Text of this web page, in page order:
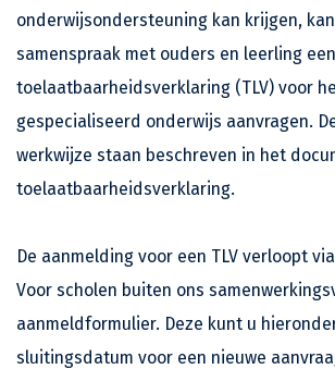
onderwijsondersteuning kan krijgen,
samenspraak met ouders en leerling een
toelaatbaarheidsverklaring (TLV) voor
gespecialiseerd onderwijs aanvragen.
werkwijze staan beschreven in het
toelaatbaarheidsverklaring.
De aanmelding voor een TLV verloopt
Voor scholen buiten ons
aanmeldformulier. Deze kunt u
sluitingsdatum voor een nieuwe